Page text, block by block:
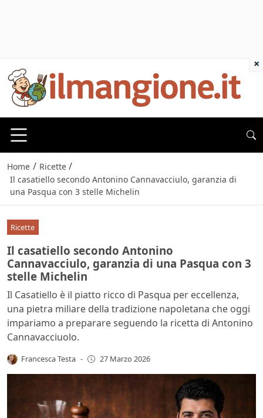
Home / Ricette /
Il casatiello secondo Antonino Cannavacciulo, garanzia di
una Pasqua con 3 stelle Michelin
Ricette
Il casatiello secondo Antonino
Cannavacciulo, garanzia di una Pasqua con 3
stelle Michelin
Il Casatiello è il piatto ricco di Pasqua per eccellenza,
una pietra miliare della tradizione napoletana che oggi
impariamo a preparare seguendo la ricetta di Antonino
Cannavacciuolo.
Francesca Testa - 27 Marzo 2026
×